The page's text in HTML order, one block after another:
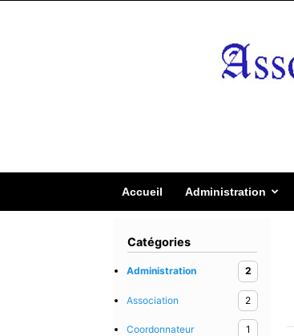
Accueil Administration
Catégories
Administration 2
Association 2
Coordonnateur 1